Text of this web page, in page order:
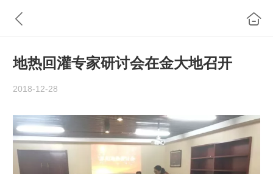
地热回灌专家研讨会在金大地召开
2018-12-28